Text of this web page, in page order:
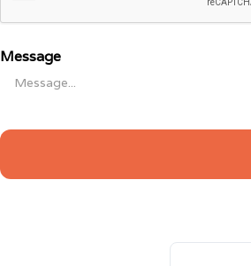
Message